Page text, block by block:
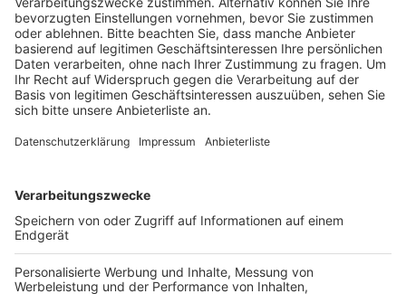
und zusätzliche Kabel verlegt werden. Der zuständige
Landesbetrieb Straßen.NRW kontrolliert, ob dafür
ausreichend Platz vorhanden ist oder ob Platz
geschaffen werden muss.
Sobald diese Prüfung abgeschlossen ist, kann der
Auftrag ausgeschrieben und vergeben werden. Im
mehr zeitgleich mit abbiegenden Fahrzeugen grün
haben.